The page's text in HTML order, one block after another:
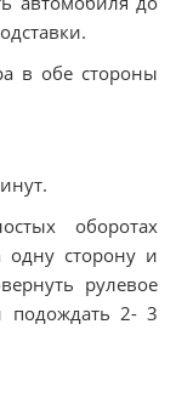
в обе стороны
оборотах
одну сторону и
рулевое
подождать 2- 3